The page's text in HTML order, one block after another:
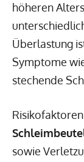
höheren
Überlastung
Symptome
stechende
sowie